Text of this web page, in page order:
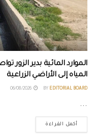
الموارد المائية بدير
المياه إلى الأراضي الزراعية
BY EDITORIAL BOARD
...
أكمل القراءة